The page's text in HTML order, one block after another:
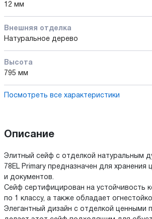
12 мм
Внешняя отделка
Натуральное дерево
Высота
795 мм
Посмотреть все характеристики
Описание
Элитный сейф с отделкой натуральным
78EL Primary предназначен для хранения
и документов.
Сейф сертифицирован на устойчивость
по 1 классу, а также обладает
Элегантный дизайн с отделкой ценными